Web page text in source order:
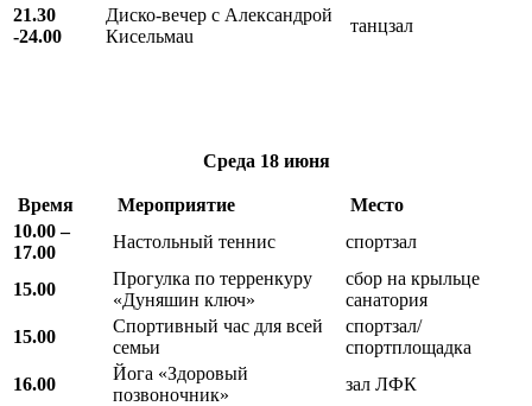
21.30
-24.00
Диско-вечер с Александрой
Кисельмаu
танцзал
Среда 18 июня
Время Мероприятие
Место
10.00 –
17.00
Настольный теннис спортзал
15.00
Прогулка по терренкуру
«Дуняшин ключ»
сбор на крыльце
санатория
15.00
Спортивный час для всей
семьи
спортзал/
спортплощадка
16.00
Йога «Здоровый
позвоночник»
зал ЛФК